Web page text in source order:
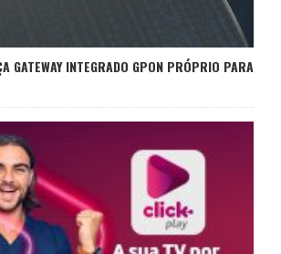
GATEWAY INTEGRADO GPON PRÓPRIO PARA